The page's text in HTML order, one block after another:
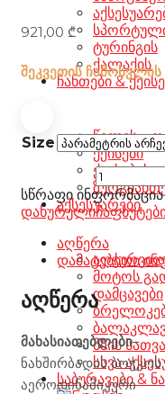
ტურინგის
ქალაქის
ჩანთები &
წელის –
ქეისები
ქეისების
აქსესუარები
მოტოს
დამცავები
მზის
სხვა
საბურავები &
921,00 ₾
შეკვეთის
Size
Pilot
Wing
RS
Carbon
Snake
Gloss
სწრაფი ინფორმაცია
დახურული
აღწერა
დამატებითი
აღწერა
მახასიათებლები–
ნახშირბადის
აეროდინამიკური